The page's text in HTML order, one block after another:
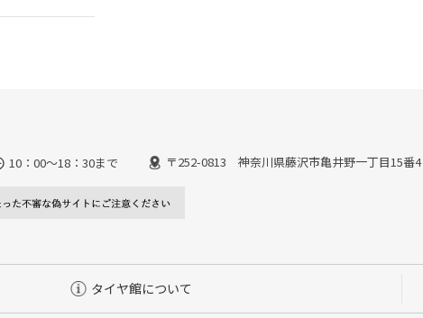
10：00～18：30まで 〒252-0813 神奈川県藤沢市亀井野一丁目15番4
タイヤ館について